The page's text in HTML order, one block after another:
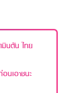
นตัน ไทย
นเอาชนะ